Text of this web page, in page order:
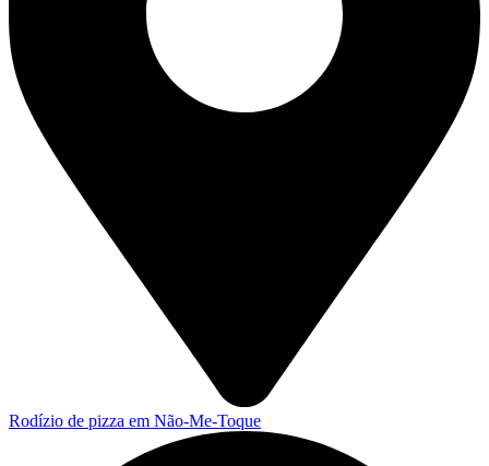
Rodízio de pizza em Não-Me-Toque